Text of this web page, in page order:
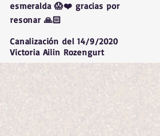
esmeralda 😱❤️ gracias por
resonar 🙏🏻
Canalización del 14/9/2020
Victoria Ailin Rozengurt